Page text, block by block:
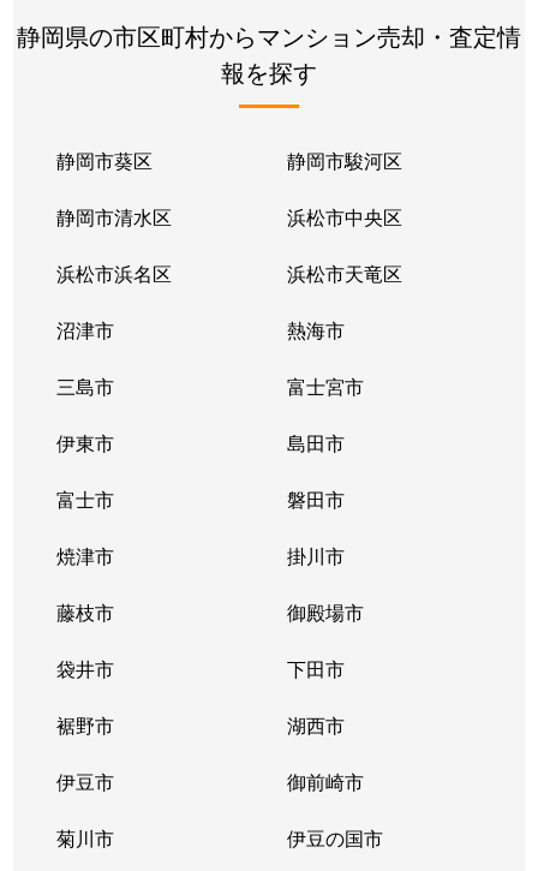
静岡県の市区町村からマンション売却・査定情
報を探す
静岡市葵区 静岡市駿河区
静岡市清水区 浜松市中央区
浜松市浜名区 浜松市天竜区
沼津市 熱海市
三島市 富士宮市
伊東市 島田市
富士市 磐田市
焼津市 掛川市
藤枝市 御殿場市
袋井市 下田市
裾野市 湖西市
伊豆市 御前崎市
菊川市 伊豆の国市